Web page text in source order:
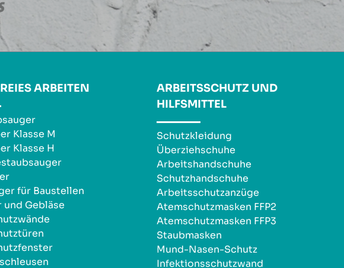
ARBEITEN
Klasse M
Klasse H
für Baustellen
und Gebläse
ARBEITSSCHUTZ UND
HILFSMITTEL
Schutzkleidung
Überziehschuhe
Arbeitshandschuhe
Schutzhandschuhe
Arbeitsschutzanzüge
Atemschutzmasken FFP2
Atemschutzmasken FFP3
Staubmasken
Mund-Nasen-Schutz
Infektionsschutzwand